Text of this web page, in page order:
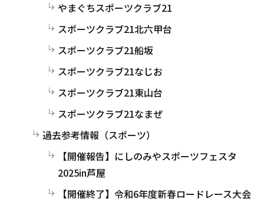
やまぐちスポーツクラブ21
スポーツクラブ21北六甲台
スポーツクラブ21船坂
スポーツクラブ21なじお
スポーツクラブ21東山台
スポーツクラブ21なまぜ
過去参考情報（スポーツ）
【開催報告】にしのみやスポーツフェスタ
2025in芦屋
【開催終了】令和6年度新春ロードレース大会